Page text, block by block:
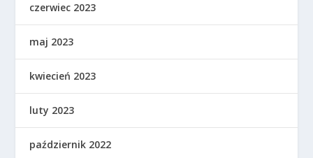
czerwiec 2023
maj 2023
kwiecień 2023
luty 2023
październik 2022